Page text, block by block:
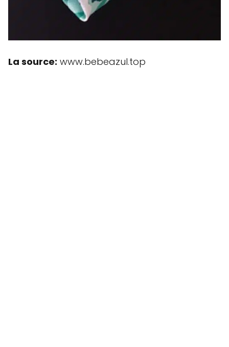
La source: www.bebeazul.top